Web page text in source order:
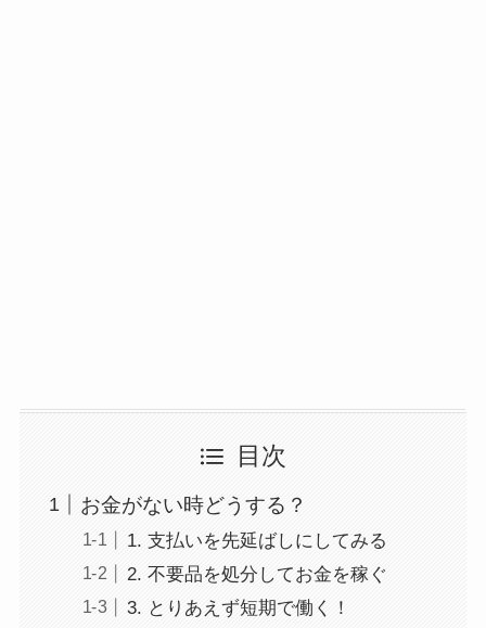
目次
お金がない時どうする？
1. 支払いを先延ばしにしてみる
2. 不要品を処分してお金を稼ぐ
3. とりあえず短期で働く！